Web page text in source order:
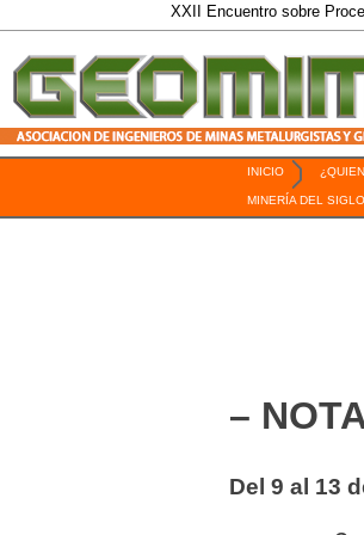
XXII Encuentro sobre Procesamiento
INICIO
MINERÍA DEL
–
Del 9 al 13